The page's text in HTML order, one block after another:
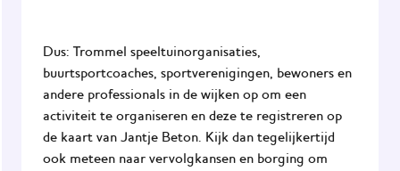
Dus: Trommel speeltuinorganisaties,
buurtsportcoaches, sportverenigingen, bewoners en
andere professionals in de wijken op om een
activiteit te organiseren en deze te registreren op
de kaart van Jantje Beton. Kijk dan tegelijkertijd
ook meteen naar vervolgkansen en borging om